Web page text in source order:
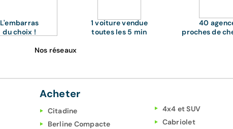
L'embarras
du choix !
1 voiture vendue
toutes les 5 min
40
proches de
Nos réseaux
Acheter
Citadine
Berline Compacte
4x4 et SUV
Cabriolet